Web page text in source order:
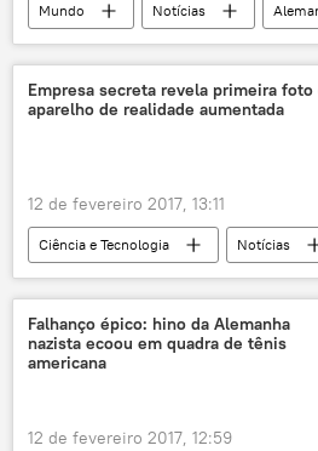
Mundo Notícias
Frank-Walter Steinmeier
visita
presidência
eleições
Empresa secreta revela primeira foto
aparelho de realidade aumentada
12 de fevereiro 2017, 13:11
Ciência e Tecnologia
Notícias
Sociedade
Pokémon Go
tecnologias
realidade virtual
realidade aumentada
Falhanço épico: hino da Alemanha
nazista ecoou em quadra de tênis
americana
12 de fevereiro 2017, 12:59